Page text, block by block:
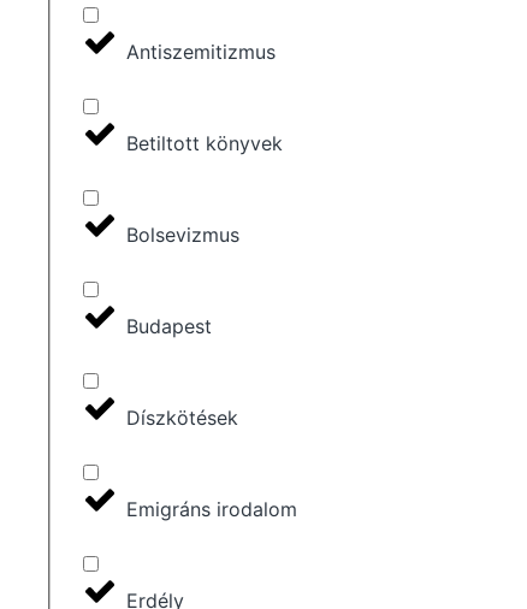
Antiszemitizmus
Betiltott könyvek
Bolsevizmus
Budapest
Díszkötések
Emigráns irodalom
Erdély